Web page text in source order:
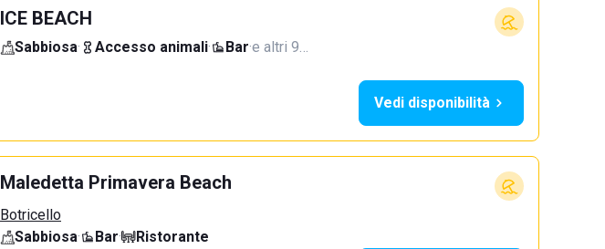
ICE BEACH
Sabbiosa· Accesso animali· Bar·e altri 9…
Vedi disponibilità
Maledetta Primavera Beach
Botricello
Sabbiosa· Bar·
Ristorante